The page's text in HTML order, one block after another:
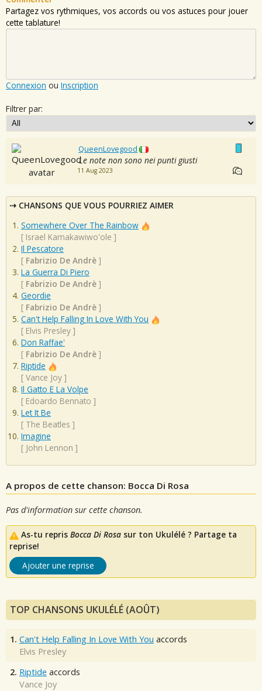
Partagez vos rythmiques, vos accords ou vos astuces pour jouer
cette tablature!
Connexion ou Inscription
Filtrer par:
QueenLovegood
Le note non sono nei punti giusti
11 Aug 2023
CHANSONS QUE VOUS POURRIEZ AIMER
Somewhere Over The Rainbow
[ Israel Kamakawiwo'ole ]
Il Pescatore
[ Fabrizio De Andrè ]
La Guerra Di Piero
[ Fabrizio De Andrè ]
Geordie
[ Fabrizio De Andrè ]
Can't Help Falling In Love With You
[ Elvis Presley ]
Don Raffae'
[ Fabrizio De Andrè ]
Riptide
[ Vance Joy ]
Il Gatto E La Volpe
[ Edoardo Bennato ]
Let It Be
[ The Beatles ]
Imagine
[ John Lennon ]
A propos de cette chanson: Bocca Di Rosa
Pas d'information sur cette chanson.
As-tu repris Bocca Di Rosa sur ton Ukulélé ? Partage ta
reprise!
Ajouter une reprise
TOP CHANSONS UKULÉLÉ (AOÛT)
1. Can't Help Falling In Love With You accords
Elvis Presley
2. Riptide accords
Vance Joy